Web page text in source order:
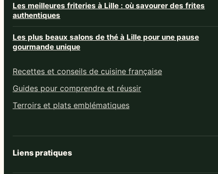
Les meilleures friteries à Lille : où savourer des frites
authentiques
Les plus beaux salons de thé à Lille pour une pause
gourmande unique
Recettes et conseils de cuisine française
Guides pour comprendre et réussir
Terroirs et plats emblématiques
Liens pratiques